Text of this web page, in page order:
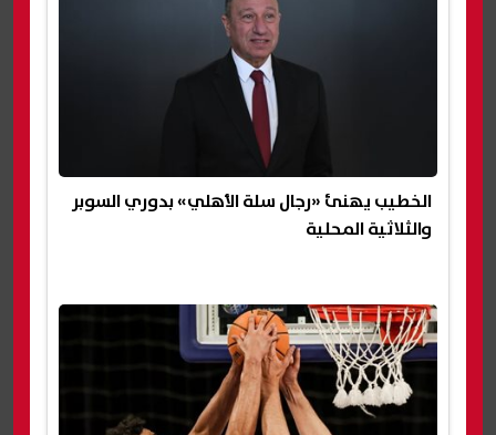
الخطيب يهنئ «رجال سلة الأهلي» بدوري السوبر
والثلاثية المحلية‎